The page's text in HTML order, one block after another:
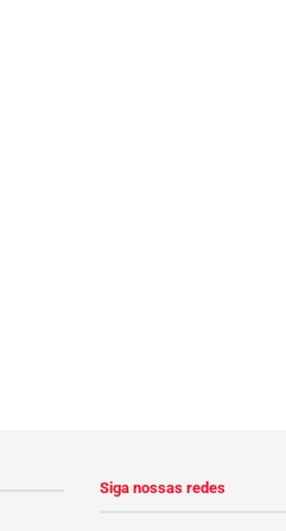
Siga nossas redes